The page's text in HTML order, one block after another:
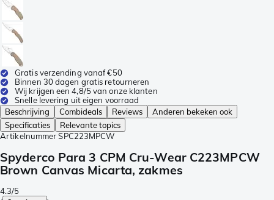
Gratis verzending vanaf €50
Binnen 30 dagen gratis retourneren
Wij krijgen een 4,8/5 van onze klanten
Snelle levering uit eigen voorraad
Beschrijving
Combideals Reviews
Anderen bekeken ook
Specificaties
Relevante topics
Artikelnummer SPC223MPCW
Spyderco Para 3 CPM Cru-Wear C223MPCW
Brown Canvas Micarta, zakmes
4.3/5